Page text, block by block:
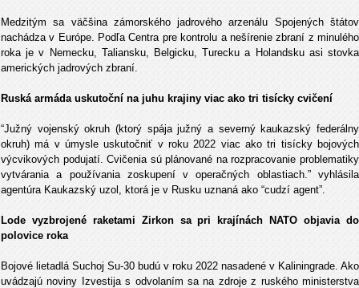
Medzitým sa väčšina zámorského jadrového arzenálu Spojených štátov
nachádza v Európe. Podľa Centra pre kontrolu a nešírenie zbraní z minulého
roka je v Nemecku, Taliansku, Belgicku, Turecku a Holandsku asi stovka
amerických jadrových zbraní.
Ruská armáda uskutoční na juhu krajiny viac ako tri tisícky cvičení
“Južný vojenský okruh (ktorý spája južný a severný kaukazský federálny
okruh) má v úmysle uskutočniť v roku 2022 viac ako tri tisícky bojových
výcvikových podujatí. Cvičenia sú plánované na rozpracovanie problematiky
vytvárania a používania zoskupení v operačných oblastiach.” vyhlásila
agentúra Kaukazský uzol, ktorá je v Rusku uznaná ako “cudzí agent”.
Lode vyzbrojené raketami Zirkon sa pri krajínách NATO objavia do
polovice roka
Bojové lietadlá Suchoj Su-30 budú v roku 2022 nasadené v Kaliningrade. Ako
uvádzajú noviny Izvestija s odvolaním sa na zdroje z ruského ministerstva